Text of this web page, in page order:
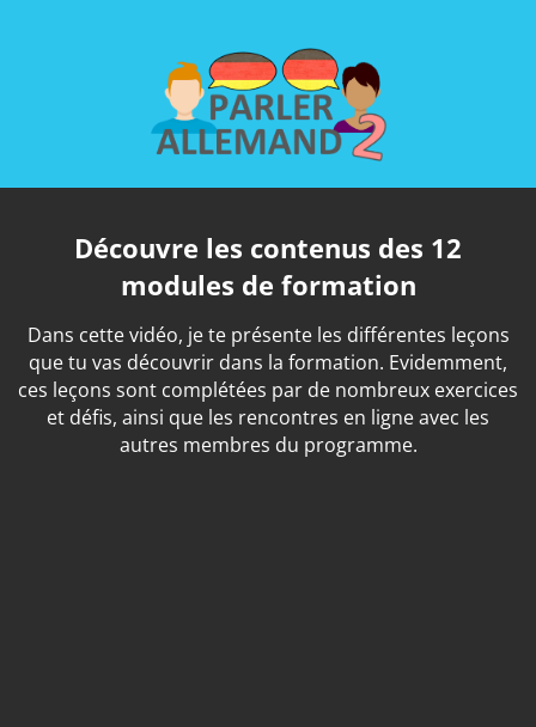
Découvre les contenus des 12
modules de formation
Dans cette vidéo, je te présente les différentes leçons
que tu vas découvrir dans la formation. Evidemment,
ces leçons sont complétées par de nombreux exercices
et défis, ainsi que les rencontres en ligne avec les
autres membres du programme.